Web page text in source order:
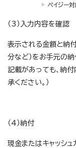
ペイジー
（3）入力内容を確認
表示される金額と納
分など）をお手元の納
記載があっても、納付
承ください。）
（4）納付
現金またはキャッシュ